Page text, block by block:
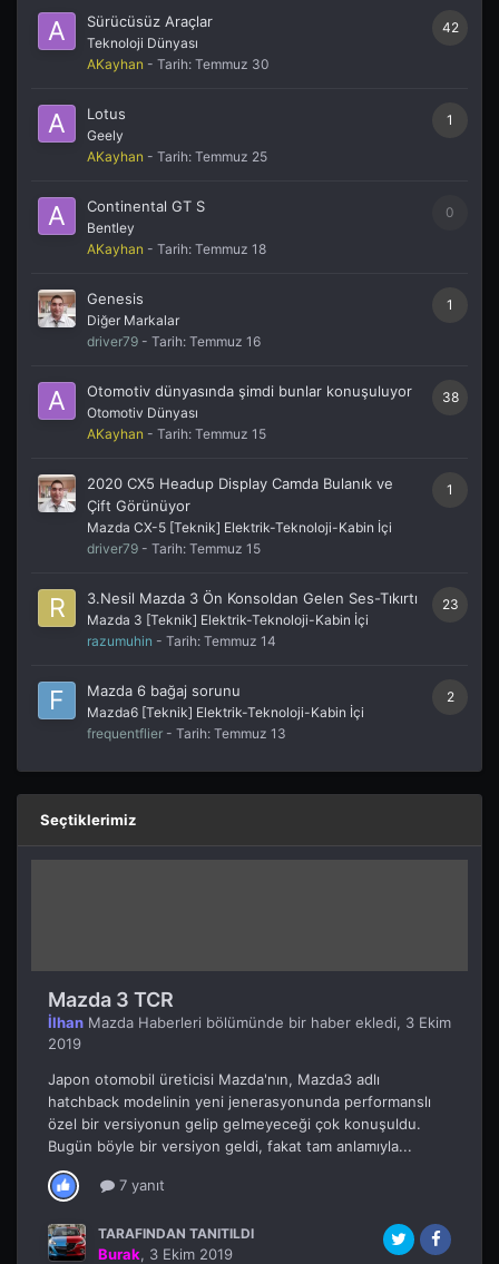
42
Sürücüsüz Araçlar
Teknoloji Dünyası
AKayhan - Tarih: Temmuz 30
1
Lotus
Geely
AKayhan - Tarih: Temmuz 25
0
Continental GT S
Bentley
AKayhan - Tarih: Temmuz 18
1
Genesis
Diğer Markalar
driver79 - Tarih: Temmuz 16
38
Otomotiv dünyasında şimdi bunlar konuşuluyor
Otomotiv Dünyası
AKayhan - Tarih: Temmuz 15
1
2020 CX5 Headup Display Camda Bulanık ve
Çift Görünüyor
Mazda CX-5 [Teknik] Elektrik-Teknoloji-Kabin İçi
driver79 - Tarih: Temmuz 15
23
3.Nesil Mazda 3 Ön Konsoldan Gelen Ses-Tıkırtı
Mazda 3 [Teknik] Elektrik-Teknoloji-Kabin İçi
razumuhin - Tarih: Temmuz 14
2
Mazda 6 bağaj sorunu
Mazda6 [Teknik] Elektrik-Teknoloji-Kabin İçi
frequentflier - Tarih: Temmuz 13
Seçtiklerimiz
Mazda 3 TCR
İlhan Mazda Haberleri bölümünde bir haber ekledi, 3 Ekim
2019
Japon otomobil üreticisi Mazda'nın, Mazda3 adlı
hatchback modelinin yeni jenerasyonunda performanslı
özel bir versiyonun gelip gelmeyeceği çok konuşuldu.
Bugün böyle bir versiyon geldi, fakat tam anlamıyla...
7 yanıt
TARAFINDAN TANITILDI
Burak, 3 Ekim 2019